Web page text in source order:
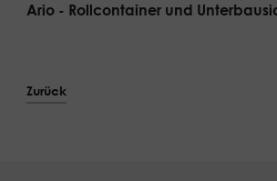
Ario - Rollcontainer und
Zurück